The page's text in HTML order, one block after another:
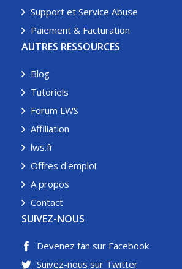
Support et Service Abuse
Paiement & Facturation
AUTRES RESSOURCES
Blog
Tutoriels
Forum LWS
Affiliation
lws.fr
Offres d'emploi
A propos
Contact
SUIVEZ-NOUS
Devenez fan sur Facebook
Suivez-nous sur Twitter